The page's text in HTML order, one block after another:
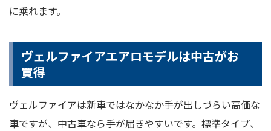
に乗れます。
ヴェルファイアエアロモデルは中古がお
買得
ヴェルファイアは新車ではなかなか手が出しづらい高価な
車ですが、中古車なら手が届きやすいです。標準タイプ、